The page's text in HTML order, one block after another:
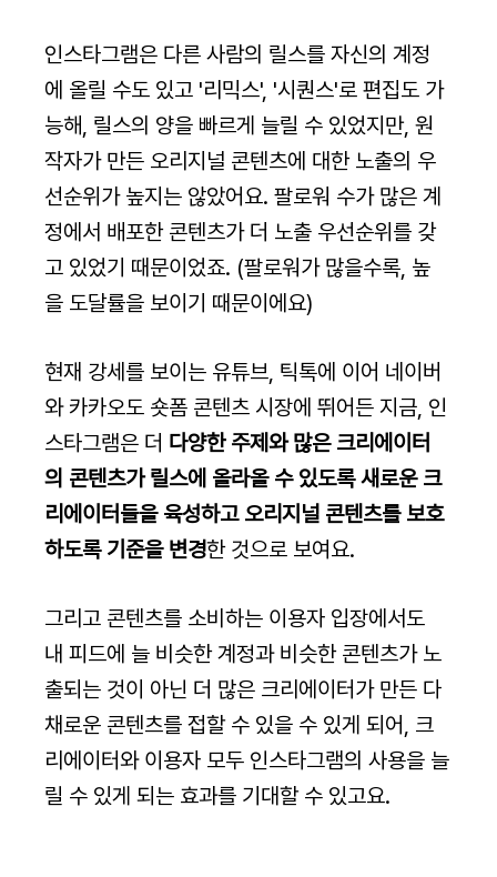
인스타그램은 다른 사람의 릴스를 자신의 계정
에 올릴 수도 있고 '리믹스', '시퀀스'로 편집도 가
능해, 릴스의 양을 빠르게 늘릴 수 있었지만, 원
작자가 만든 오리지널 콘텐츠에 대한 노출의 우
선순위가 높지는 않았어요. 팔로워 수가 많은 계
정에서 배포한 콘텐츠가 더 노출 우선순위를 갖
고 있었기 때문이었죠. (팔로워가 많을수록, 높
을 도달률을 보이기 때문이에요)
현재 강세를 보이는 유튜브, 틱톡에 이어 네이버
와 카카오도 숏폼 콘텐츠 시장에 뛰어든 지금, 인
스타그램은 더 다양한 주제와 많은 크리에이터
의 콘텐츠가 릴스에 올라올 수 있도록 새로운 크
리에이터들을 육성하고 오리지널 콘텐츠를 보호
하도록 기준을 변경한 것으로 보여요.
그리고 콘텐츠를 소비하는 이용자 입장에서도
내 피드에 늘 비슷한 계정과 비슷한 콘텐츠가 노
출되는 것이 아닌 더 많은 크리에이터가 만든 다
채로운 콘텐츠를 접할 수 있을 수 있게 되어, 크
리에이터와 이용자 모두 인스타그램의 사용을 늘
릴 수 있게 되는 효과를 기대할 수 있고요.